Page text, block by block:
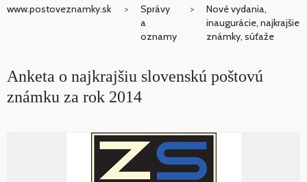
www.postoveznamky.sk
Správy
a
oznamy
Nové vydania,
inaugurácie, najkrajšie
známky, súťaže
Anketa o najkrajšiu slovenskú poštovú
známku za rok 2014